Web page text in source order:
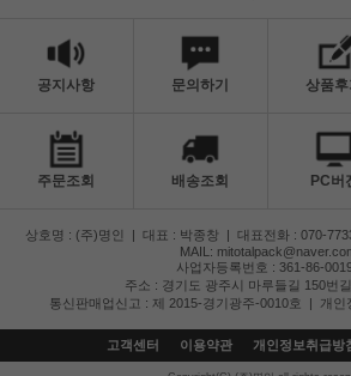
공지사항 문의하기 상품후
주문조회 배송조회 PC버
상호명 : (주)명인 | 대표 : 박종창 | 대표전화 : 070-
MAIL:
사업자등록번호 : 361-86-
주소 : 경기도 광주시 마루들길 150번
통신판매업신고 : 제 2015-경기광주-0010호
| 개인
고객센터 이용약관 개인정보취급방